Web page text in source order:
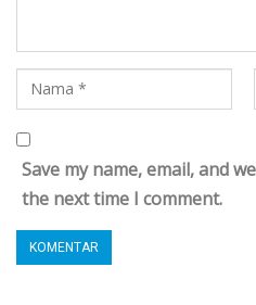
Save my name, email, and
the next time I comment.